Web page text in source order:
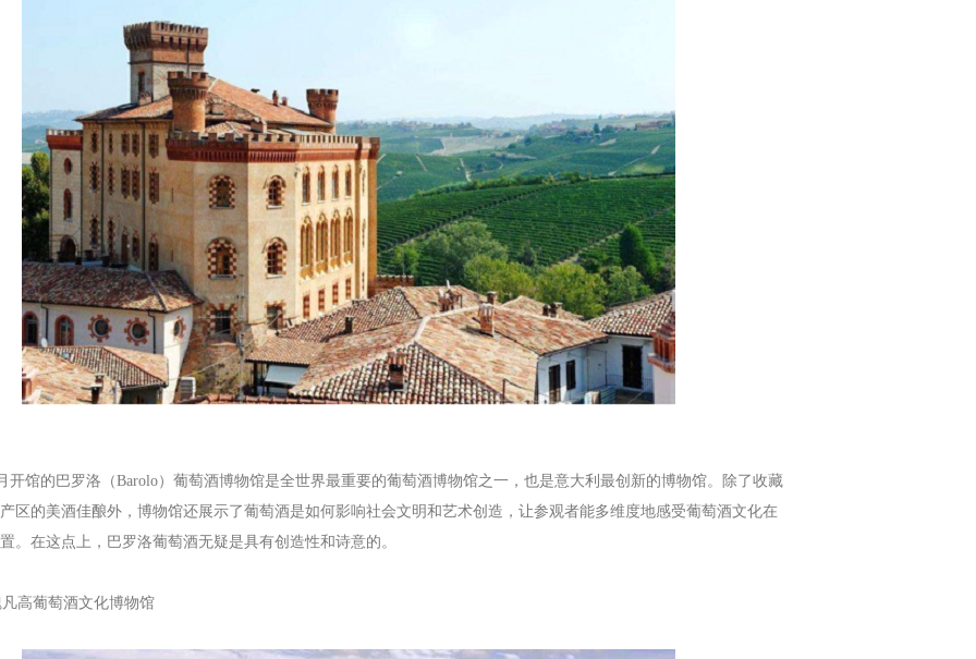
开馆的巴罗洛（Barolo）葡萄酒博物馆是全世界最重要的葡萄酒博物馆之一，也是意大利最创新的博物馆。除了收藏
区的美酒佳酿外，博物馆还展示了葡萄酒是如何影响社会文明和艺术创造，让参观者能多维度地感受葡萄酒文化在
。在这点上，巴罗洛葡萄酒无疑是具有创造性和诗意的。
高葡萄酒文化博物馆